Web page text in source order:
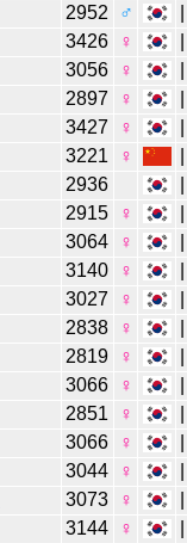
2952 ♂
3426 ♀
3056 ♀
2897 ♀
3427 ♀
3221 ♀
2936
2915 ♀
3064 ♀
3140 ♀
3027 ♀
2838 ♀
2819 ♀
3066 ♀
2851 ♀
3066 ♀
3044 ♀
3073 ♀
3144 ♀